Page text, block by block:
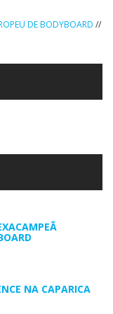
DE BODYBOARD //
NA CAPARICA